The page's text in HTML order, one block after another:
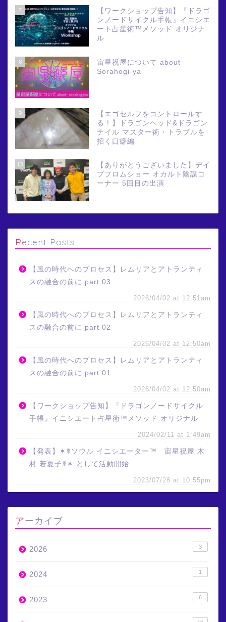
7
【ワークショップ告知】『ドラゴ
ンノードサイクル手帳』イニシエ
ート占星術™メソッド オリジナ
ル
8
宙星祝屋について about
Sorahogi-ya
9
【エゴセルフをコントロールす
る！】ドラゴンヘッド&ドラゴン
テイル マスター術・トラブルを
招く口癖編
10
【ありがとうございました】デイ
ブフロムショー オカルト陰謀コ
ーナー 5回目の出演
Recent Posts
【風の時代へのプロセス】レムリアとアトランティ
スの融合の前に part 03
2026/04/02 at 12:51am
【風の時代へのプロセス】レムリアとアトランティ
スの融合の前に part 02
2026/04/02 at 12:50am
【風の時代へのプロセス】レムリアとアトランティ
スの融合の前に part 01
2026/04/02 at 12:50am
【ワークショップ告知】『ドラゴンノードサイクル
手帳』イニシエート占星術™メソッド オリジナル
2024/02/11 at 1:49am
【発表】✶☤ソウル イニシエーター™ 宙星祝屋 木
村 若夏子☤✶ として活動開始
2023/07/28 at 10:55pm
アーカイブ
2026 3
2024 1
2023 6